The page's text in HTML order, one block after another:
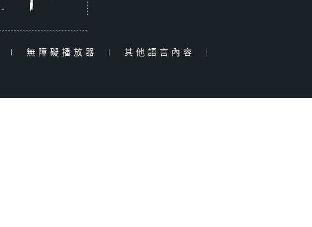
| 無障礙播放器 | 其他語言內容 |